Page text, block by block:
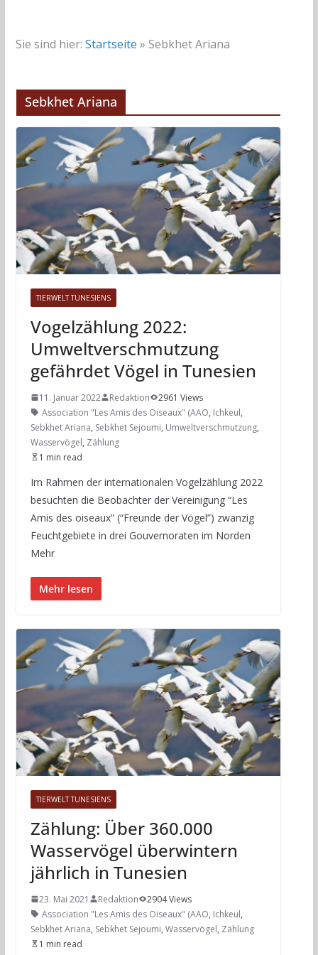
Sie sind hier: Startseite » Sebkhet Ariana
Sebkhet Ariana
TIERWELT TUNESIENS
Vogelzählung 2022:
Umweltverschmutzung
gefährdet Vögel in Tunesien
11. Januar 2022 Redaktion
2961 Views
Association "Les Amis des Oiseaux" (AAO, Ichkeul,
Sebkhet Ariana, Sebkhet Sejoumi, Umweltverschmutzung,
Wasservögel, Zählung
1 min read
Im Rahmen der internationalen Vogelzählung 2022
besuchten die Beobachter der Vereinigung “Les
Amis des oiseaux” (“Freunde der Vögel”) zwanzig
Feuchtgebiete in drei Gouvernoraten im Norden
Mehr
Mehr lesen
TIERWELT TUNESIENS
Zählung: Über 360.000
Wasservögel überwintern
jährlich in Tunesien
23. Mai 2021 Redaktion
2904 Views
Association "Les Amis des Oiseaux" (AAO, Ichkeul,
Sebkhet Ariana, Sebkhet Sejoumi, Wasservögel, Zählung
1 min read